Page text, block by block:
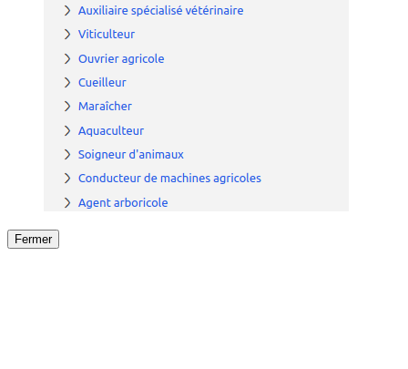
Fermer